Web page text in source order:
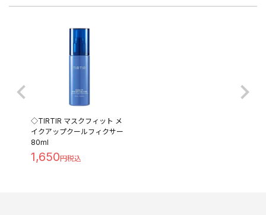
◇TIRTIR マスクフィット メ
イクアップクールフィクサー
80ml
1,650